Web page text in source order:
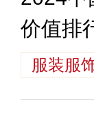
价值排
服装服